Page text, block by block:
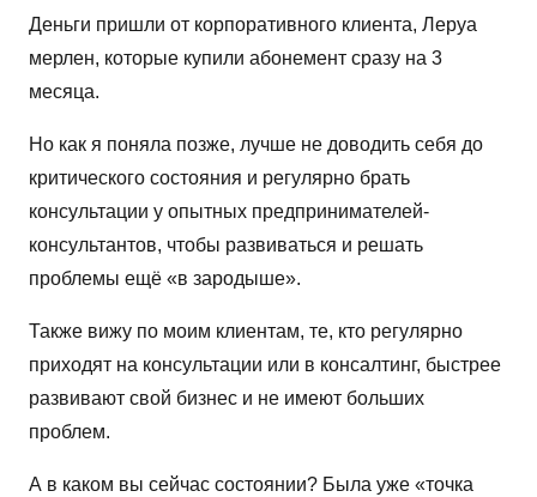
Деньги пришли от корпоративного клиента, Леруа
мерлен, которые купили абонемент сразу на 3
месяца.
Но как я поняла позже, лучше не доводить себя до
критического состояния и регулярно брать
консультации у опытных предпринимателей-
консультантов, чтобы развиваться и решать
проблемы ещё «в зародыше».
Также вижу по моим клиентам, те, кто регулярно
приходят на консультации или в консалтинг, быстрее
развивают свой бизнес и не имеют больших
проблем.
А в каком вы сейчас состоянии? Была уже «точка